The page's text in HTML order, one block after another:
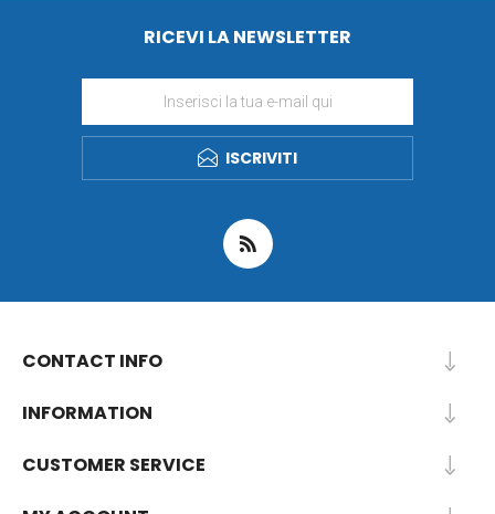
RICEVI LA NEWSLETTER
ISCRIVITI
CONTACT INFO
INFORMATION
CUSTOMER SERVICE